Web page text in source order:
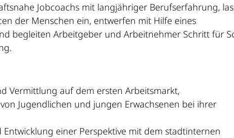
Jobcoachs mit langjähriger Berufserfahrung,
der Menschen ein, entwerfen mit Hilfe eines
begleiten Arbeitgeber und Arbeitnehmer Schritt für
Vermittlung auf dem ersten Arbeitsmarkt,
Jugendlichen und jungen Erwachsenen bei ihrer
einer Perspektive mit dem stadtinternen